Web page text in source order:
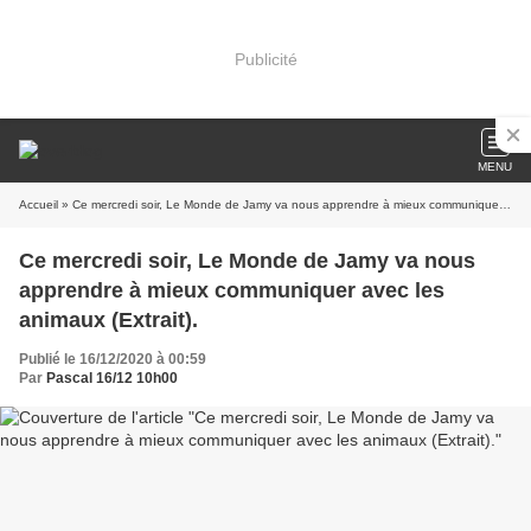
Publicité
MENU
Accueil » Ce mercredi soir, Le Monde de Jamy va nous apprendre à mieux communiquer avec les animaux (Extrait).
Ce mercredi soir, Le Monde de Jamy va nous
apprendre à mieux communiquer avec les
animaux (Extrait).
Publié le 16/12/2020 à 00:59
Par Pascal 16/12 10h00